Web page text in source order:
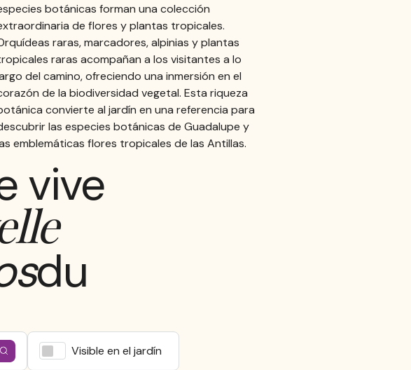
botánicas forman una colección
de flores y plantas tropicales.
raras, marcadores, alpinias y plantas
raras acompañan a los visitantes a lo
del camino, ofreciendo una inmersión en el
de la biodiversidad vegetal. Esta riqueza
convierte al jardín en una referencia para
las especies botánicas de Guadalupe y
emblemáticas flores tropicales de las Antillas.
vive
du
Visible en el jardín